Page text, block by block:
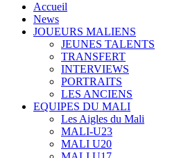
Accueil
News
JOUEURS MALIENS
JEUNES TALENTS
TRANSFERT
INTERVIEWS
PORTRAITS
LES ANCIENS
EQUIPES DU MALI
Les Aigles du Mali
MALI-U23
MALI U20